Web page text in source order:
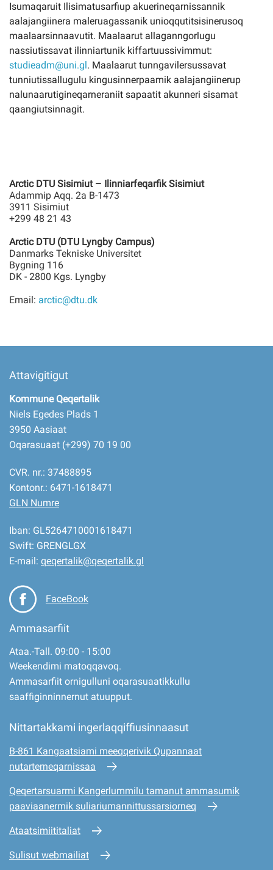
Isumaqaruit Ilisimatusarfiup akuerineqarnissannik
aalajangiinera maleruagassanik unioqqutitsisinerusoq
maalaarsinnaavutit. Maalaarut allaganngorlugu
nassiutissavat ilinniartunik kiffartuussivimmut:
studieadm@uni.gl. Maalaarut tunngavilersussavat
tunniutissallugulu kingusinnerpaamik aalajangiinerup
nalunaarutigineqarneraniit sapaatit akunneri sisamat
qaangiutsinnagit.
Arctic DTU Sisimiut – Ilinniarfeqarfik Sisimiut
Adammip Aqq. 2a B-1473
3911 Sisimiut
+299 48 21 43
Arctic DTU (DTU Lyngby Campus)
Danmarks Tekniske Universitet
Bygning 116
DK - 2800 Kgs. Lyngby
Email: arctic@dtu.dk
Attavigitigut
Kommune Qeqertalik
Niels Egedes Plads 1
3950 Aasiaat
Oqarasuaat (+299) 70 19 00
CVR. nr.: 37488895
Kontonr.: 6471-1618471
GLN Numre
Iban: GL5264710001618471
Swift: GRENGLGX
E-mail: qeqertalik@qeqertalik.gl
FaceBook
Ammasarfiit
Ataa.-Tall. 09:00 - 15:00
Weekendimi matoqqavoq.
Ammasarfiit ornigulluni oqarasuaatikkullu
saaffiginninnernut atuupput.
Nittartakkami ingerlaqqiffiusinnaasut
B-861 Kangaatsiami meeqqerivik Qupannaat
nutarterneqarnissaa
Qeqertarsuarmi Kangerlummilu tamanut ammasumik
paaviaanermik suliariumannittussarsiorneq
Ataatsimiititaliat
Sulisut webmailiat